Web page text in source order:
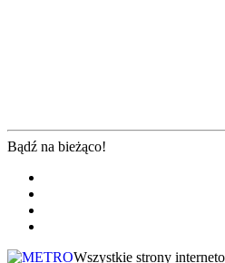
Bądź na bieżąco!
Wszystkie strony